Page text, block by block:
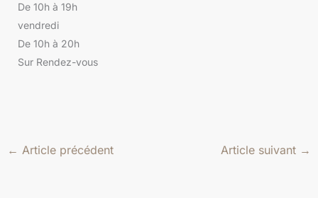
De 10h à 19h
vendredi
De 10h à 20h
Sur Rendez-vous
← Article précédent Article suivant →